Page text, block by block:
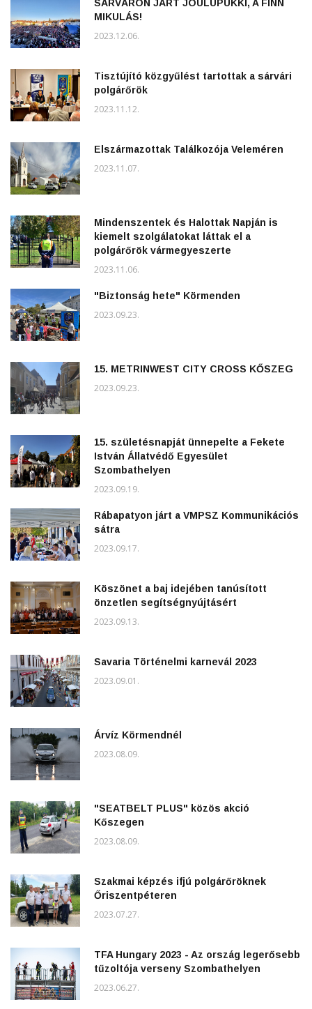
SÁRVÁRON JÁRT JOULUPUKKI, A FINN
MIKULÁS!
2023.12.06.
Tisztújító közgyűlést tartottak a sárvári
polgárőrök
2023.11.12.
Elszármazottak Találkozója Veleméren
2023.11.07.
Mindenszentek és Halottak Napján is
kiemelt szolgálatokat láttak el a
polgárőrök vármegyeszerte
2023.11.06.
"Biztonság hete" Körmenden
2023.09.23.
15. METRINWEST CITY CROSS KŐSZEG
2023.09.23.
15. születésnapját ünnepelte a Fekete
István Állatvédő Egyesület
Szombathelyen
2023.09.19.
Rábapatyon járt a VMPSZ Kommunikációs
sátra
2023.09.17.
Köszönet a baj idejében tanúsított
önzetlen segítségnyújtásért
2023.09.13.
Savaria Történelmi karnevál 2023
2023.09.01.
Árvíz Körmendnél
2023.08.09.
"SEATBELT PLUS" közös akció
Kőszegen
2023.08.09.
Szakmai képzés ifjú polgárőröknek
Őriszentpéteren
2023.07.27.
TFA Hungary 2023 - Az ország legerősebb
tűzoltója verseny Szombathelyen
2023.06.27.